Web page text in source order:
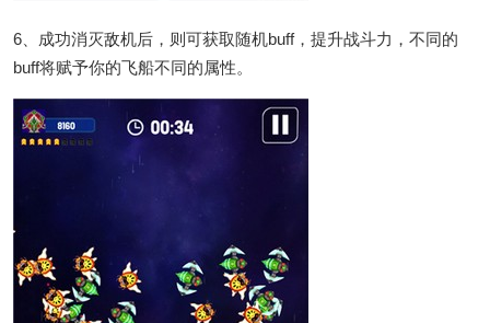
6、成功消灭敌机后，则可获取随机buff，提升战斗力，不同的
buff将赋予你的飞船不同的属性。